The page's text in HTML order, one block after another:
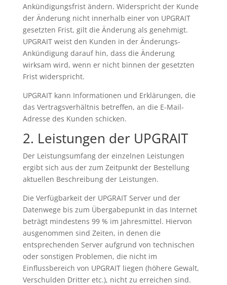
Ankündigungsfrist ändern. Widerspricht der Kunde
der Änderung nicht innerhalb einer von UPGRAIT
gesetzten Frist, gilt die Änderung als genehmigt.
UPGRAIT weist den Kunden in der Änderungs-
Ankündigung darauf hin, dass die Änderung
wirksam wird, wenn er nicht binnen der gesetzten
Frist widerspricht.
UPGRAIT kann Informationen und Erklärungen, die
das Vertragsverhältnis betreffen, an die E-Mail-
Adresse des Kunden schicken.
2. Leistungen der UPGRAIT
Der Leistungsumfang der einzelnen Leistungen
ergibt sich aus der zum Zeitpunkt der Bestellung
aktuellen Beschreibung der Leistungen.
Die Verfügbarkeit der UPGRAIT Server und der
Datenwege bis zum Übergabepunkt in das Internet
beträgt mindestens 99 % im Jahresmittel. Hiervon
ausgenommen sind Zeiten, in denen die
entsprechenden Server aufgrund von technischen
oder sonstigen Problemen, die nicht im
Einflussbereich von UPGRAIT liegen (höhere Gewalt,
Verschulden Dritter etc.), nicht zu erreichen sind.